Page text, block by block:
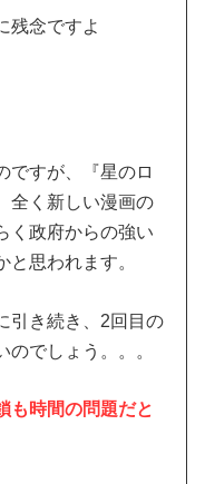
残念ですよ
ですが、『星のロ
全く新しい漫画の
く政府からの強い
思われます。
引き続き、2回目の
でしょう。。。
も時間の問題だと